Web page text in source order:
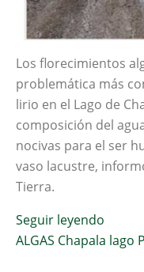
Los florecimientos
problemática más
lirio en el Lago de
composición del
nocivas para el ser
vaso lacustre,
Tierra.
Seguir leyendo
ALGAS Chapala lago